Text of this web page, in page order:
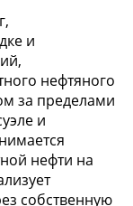
и
нефтяного
за пределами
и
нефти на
собственную